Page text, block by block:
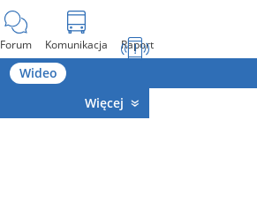
Forum Komunikacja Raport
Wideo
Więcej